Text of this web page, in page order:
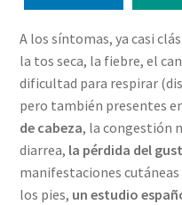
A los síntomas, ya casi
la tos seca, la fiebre, el
dificultad para respirar
pero también presentes
de cabeza, la congestión
diarrea, la pérdida del
manifestaciones cutáneas
los pies, un estudio